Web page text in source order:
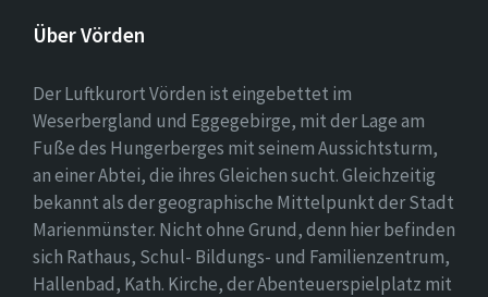
Über Vörden
Der Luftkurort Vörden ist eingebettet im
Weserbergland und Eggegebirge, mit der Lage am
Fuße des Hungerberges mit seinem Aussichtsturm,
an einer Abtei, die ihres Gleichen sucht. Gleichzeitig
bekannt als der geographische Mittelpunkt der Stadt
Marienmünster. Nicht ohne Grund, denn hier befinden
sich Rathaus, Schul- Bildungs- und Familienzentrum,
Hallenbad, Kath. Kirche, der Abenteuerspielplatz mit